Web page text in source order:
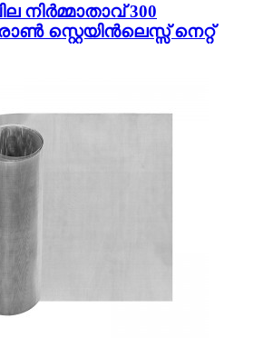
നിർമ്മാതാവ് 300
സ്റ്റെയിൻലെസ്സ് നെറ്റ്